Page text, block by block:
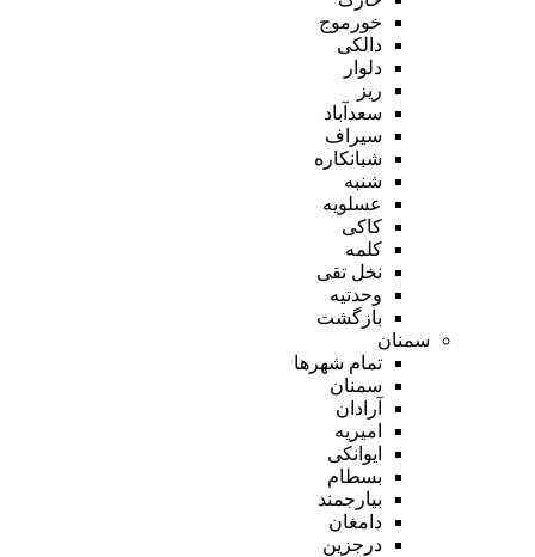
خورموج
دالکی
دلوار
ریز
سعدآباد
سیراف
شبانکاره
شنبه
عسلویه
کاکی
کلمه
نخل تقی
وحدتیه
بازگشت
سمنان
تمام شهر‌ها
سمنان
آرادان
امیریه
ایوانکی
بسطام
بیارجمند
دامغان
درجزین